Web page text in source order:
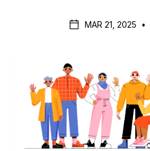
MAR 21, 2025 •